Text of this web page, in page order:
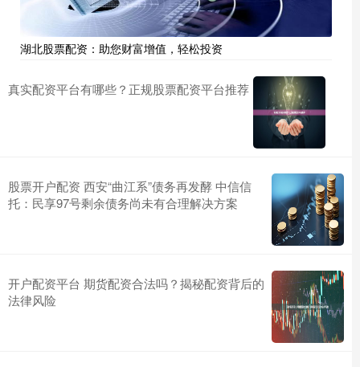
湖北股票配资：助您财富增值，轻松投资
真实配资平台有哪些？正规股票配资平台推荐
股票开户配资 西安“曲江系”债务再发酵 中信信
托：民享97号剩余债务尚未有合理解决方案
开户配资平台 期货配资合法吗？揭秘配资背后的
法律风险